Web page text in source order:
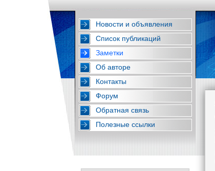
Новости и объявления
Список публикаций
Заметки
Об авторе
Контакты
Форум
Обратная связь
Полезные ссылки